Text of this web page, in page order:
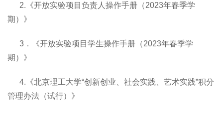
2.《开放实验项目负责人操作手册（2023年春季学
期）》
3．《开放实验项目学生操作手册（2023年春季学
期）》
4.《北京理工大学“创新创业、社会实践、艺术实践”积分
管理办法（试行）》